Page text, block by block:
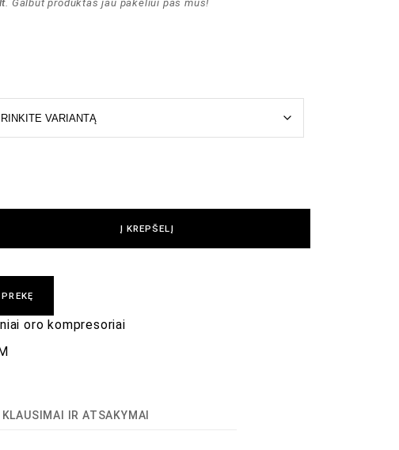
. Galbūt produktas jau pakeliui pas mus!
Į KREPŠELĮ
oro kompresoriai
KLAUSIMAI IR ATSAKYMAI